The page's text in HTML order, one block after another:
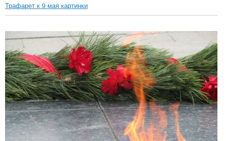
Трафарет к 9 мая картинки